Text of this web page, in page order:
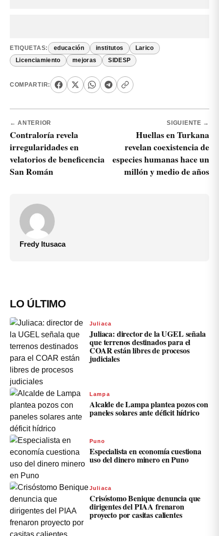
ETIQUETAS: educación institutos Larico
Licenciamiento mejoras SIDESP
COMPARTIR:
← ANTERIOR
Contraloría revela
irregularidades en
velatorios de beneficencia
San Román
SIGUIENTE →
Huellas en Turkana
revelan coexistencia de
especies humanas hace un
millón y medio de años
Fredy Itusaca
LO ÚLTIMO
Juliaca
Juliaca: director de la UGEL señala
que terrenos destinados para el
COAR están libres de procesos
judiciales
Lampa
Alcalde de Lampa plantea pozos con
paneles solares ante déficit hídrico
Puno
Especialista en economía cuestiona
uso del dinero minero en Puno
Juliaca
Crisóstomo Benique denuncia que
dirigentes del PIAA frenaron
proyecto por casitas calientes